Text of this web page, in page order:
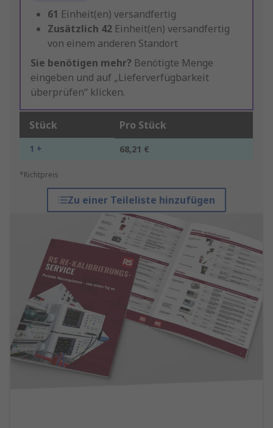
61 Einheit(en) versandfertig
Zusätzlich 42 Einheit(en) versandfertig
von einem anderen Standort
Sie benötigen mehr? Benötigte Menge
eingeben und auf „Lieferverfügbarkeit
überprüfen“ klicken.
Stück Pro Stück
1 + 68,21 €
*Richtpreis
Zu einer Teileliste hinzufügen